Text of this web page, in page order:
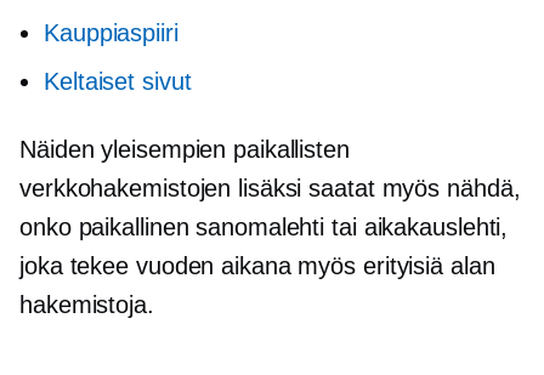
Kauppiaspiiri
Keltaiset sivut
Näiden yleisempien paikallisten
verkkohakemistojen lisäksi saatat myös nähdä,
onko paikallinen sanomalehti tai aikakauslehti,
joka tekee vuoden aikana myös erityisiä alan
hakemistoja.